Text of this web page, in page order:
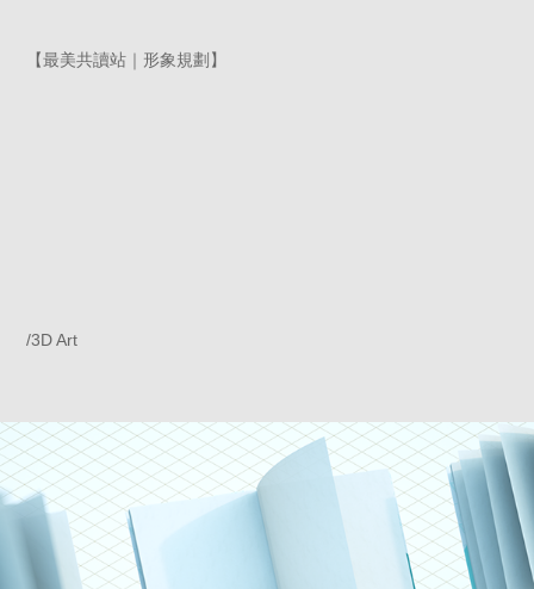
【最美共讀站｜形象規劃】
/3D Art